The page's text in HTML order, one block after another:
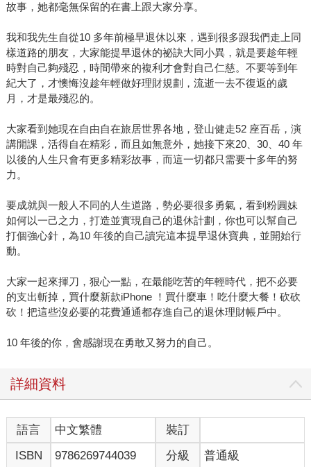
故事，她都毫無保留的在書上跟大家分享。
我和我先生自從10 多年前極早退休以來，遇到很多跟我們走上同
樣道路的朋友，大家能提早退休的祕訣大同小異，就是要趁年輕
時對自己夠殘忍，時間帶來的複利才會對自己仁慈。不要等到年
紀大了，才懊悔沒趁年輕做好理財規劃，流逝一去不復返的歲
月，才是最殘忍的。
大家看到她現在自由自在旅居世界各地，登山健走52 座百岳，演
講開課，活得自在精彩，而且如無意外，她接下來20、30、40 年
以後的人生只會有更多精彩故事，而這一切都只需要十多年的努
力。
要成就與一般人不同的人生道路，勢必要很多勇氣，看到粉圓妹
如何以一己之力，打造並實現自己的退休計劃，你也可以幫自己
打個強心針，為10 年後的自己讀完這本提早退休寶典，並開始行
動。
大家一起來揮刀，狠心一點，在最能吃苦的年輕時代，把不必要
的支出斬掉，買什麼新款iPhone ！買什麼車！吃什麼大餐！砍砍
砍！把這些沒必要的花費通通都存進自己的退休理財帳戶中。
10 年後的你，會感謝現在勇敢又努力的自己。
詳細資料
語言 中文繁體
裝訂
ISBN
9786269744039 分級 普通級